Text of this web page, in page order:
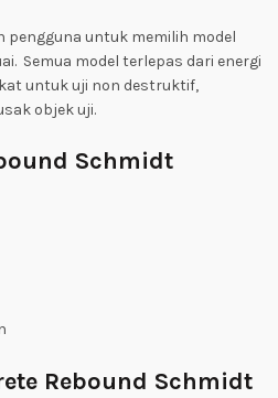
pengguna untuk memilih model
Semua model terlepas dari energi
untuk uji non destruktif,
objek uji.
Schmidt
Rebound Schmidt